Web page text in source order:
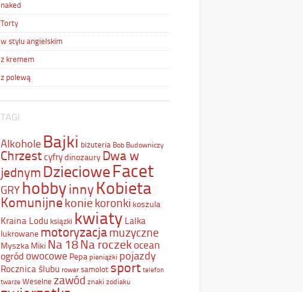
naked
Torty
w stylu angielskim
z kremem
z polewą
TAGI
Alkohole Bajki biżuteria Bob Budowniczy
Chrzest cyfrydinozaury Dwa w
jednym DziecioweFacet
GRY hobbyinny Kobieta
Komunijnekoniekoronki koszula
Kraina Lodu ksiązki kwiaty Lalka
lukrowane motoryzacjamuzyczne
Myszka Miki Na 18Na roczekocean
ogród owocowe Pepa pieniążki pojazdy
Rocznica ślubu rower samolot sport telefon
twarze Weselne zawód znaki zodiaku